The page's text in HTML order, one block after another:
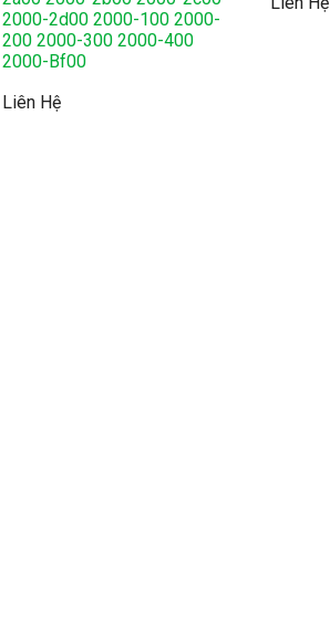
2000-2d00 2000-100 2000-
200 2000-300 2000-400
2000-Bf00
Liên Hệ